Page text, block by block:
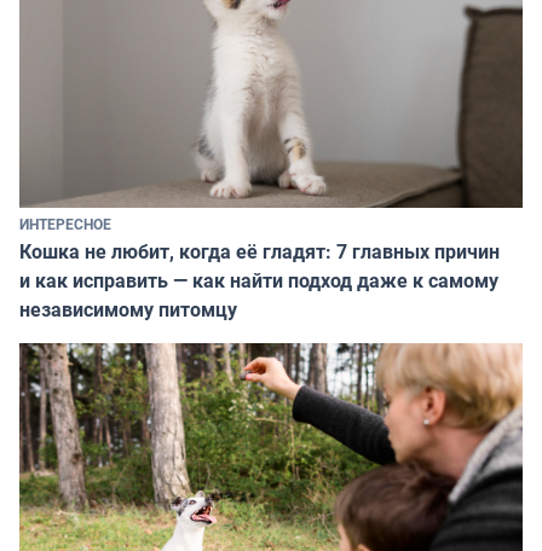
ИНТЕРЕСНОЕ
Кошка не любит, когда её гладят: 7 главных причин
и как исправить — как найти подход даже к самому
независимому питомцу